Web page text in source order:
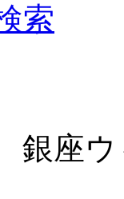
索
銀座